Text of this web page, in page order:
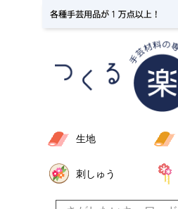
生地
刺しゅう